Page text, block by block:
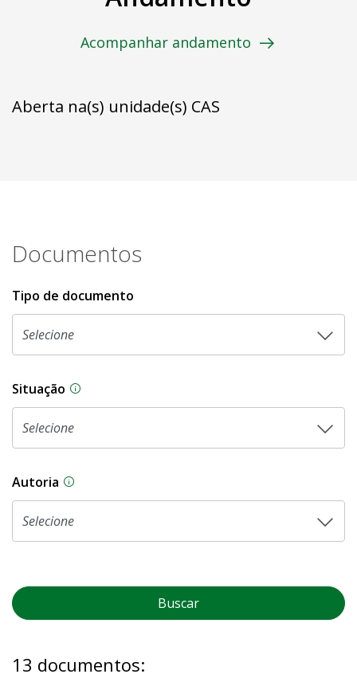
Acompanhar andamento
Aberta na(s) unidade(s) CAS
Documentos
Tipo de documento
Situação Na CLDF, as proposições legislativas
Autoria As proposições legislativas na CLDF podem
Buscar
13 documentos: